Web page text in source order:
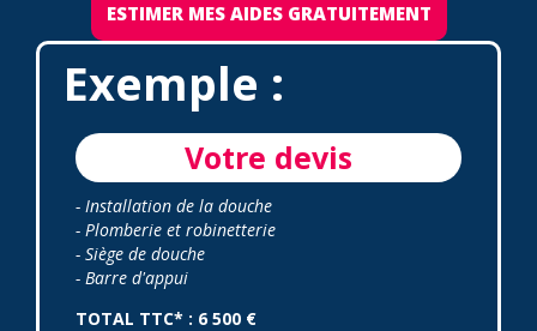
ESTIMER MES AIDES GRATUITEMENT
Exemple :
Votre devis
- Installation de la douche
- Plomberie et robinetterie
- Siège de douche
- Barre d'appui
TOTAL TTC* : 6 500 €